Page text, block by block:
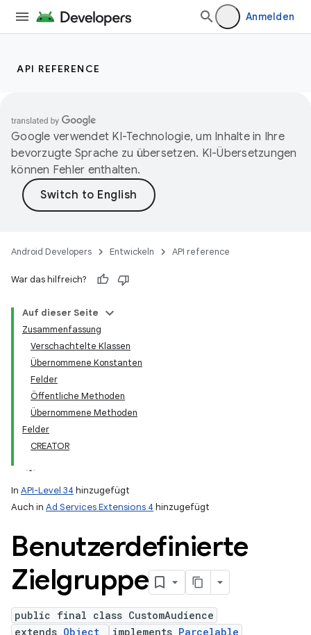
Anmelden
API REFERENCE
Google verwendet KI-Technologie, um Inhalte in Ihre
bevorzugte Sprache zu übersetzen. KI-Übersetzungen
können Fehler enthalten.
Android Developers Entwickeln API reference
War das hilfreich?
Auf dieser Seite
Zusammenfassung
Verschachtelte Klassen
Übernommene Konstanten
Felder
Öffentliche Methoden
Übernommene Methoden
Felder
CREATOR
In API-Level 34 hinzugefügt
Auch in Ad Services Extensions 4 hinzugefügt
Benutzerdefinierte
Zielgruppe
public final class CustomAudience
extends Object implements Parcelable